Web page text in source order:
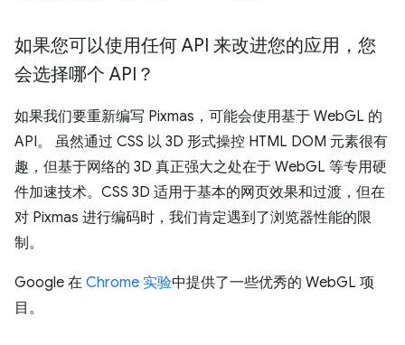
如果您可以使用任何 API 来改进您的应用，您
会选择哪个 API？
如果我们要重新编写 Pixmas，可能会使用基于 WebGL 的
API。 虽然通过 CSS 以 3D 形式操控 HTML DOM 元素很有
趣，但基于网络的 3D 真正强大之处在于 WebGL 等专用硬
件加速技术。CSS 3D 适用于基本的网页效果和过渡，但在
对 Pixmas 进行编码时，我们肯定遇到了浏览器性能的限
制。
Google 在 Chrome 实验中提供了一些优秀的 WebGL 项
目。